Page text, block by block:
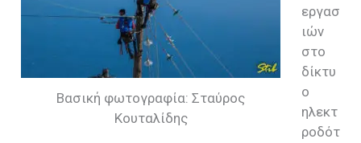
Βασική φωτογραφία: Σταύρος
Κουταλίδης
εργασ
ιών
στο
δίκτυ
ο
ηλεκτ
ροδότ